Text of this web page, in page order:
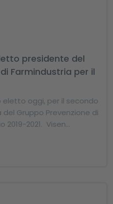
presidente del
Farmindustria per il
oggi, per il secondo
Gruppo Prevenzione di
2019-2021. Visen...